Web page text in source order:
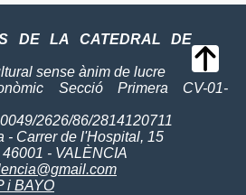
DE LA CATEDRAL DE
sense ànim de lucre
Secció Primera CV-01-
2626/86/2814120711
- Carrer de l'Hospital, 15
- VALÈNCIA
i BAYO